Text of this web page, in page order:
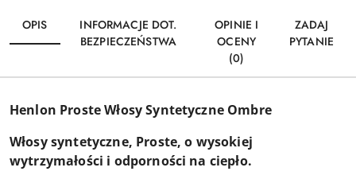
OPIS
INFORMACJE DOT.
BEZPIECZEŃSTWA
OPINIE I
OCENY
(0)
ZADAJ
PYTANIE
Henlon Proste Włosy Syntetyczne Ombre
Włosy syntetyczne, Proste, o wysokiej
wytrzymałości i odporności na ciepło.